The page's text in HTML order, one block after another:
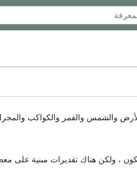
والشمس والقمر والكواكب
، ولكن هناك تقديرات مبنية على